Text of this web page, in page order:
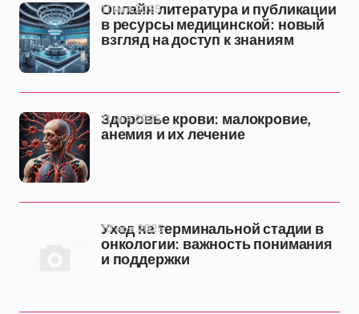
Онлайн литература и публикации
в ресурсы медицинской: новый
взгляд на доступ к знаниям
11 ноя 2025
Здоровье крови: малокровие,
анемия и их лечение
11 ноя 2025
Уход на терминальной стадии в
онкологии: важность понимания
и поддержки
10 ноя 2025